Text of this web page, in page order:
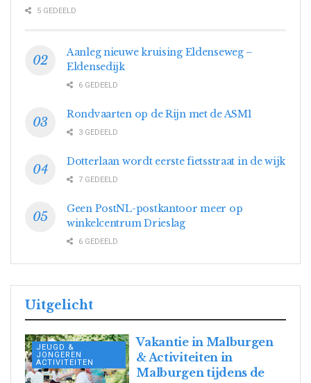
5 GEDEELD
Aanleg nieuwe kruising Eldenseweg –
Eldensedijk
6 GEDEELD
Rondvaarten op de Rijn met de ASM1
3 GEDEELD
Dotterlaan wordt eerste fietsstraat in de wijk
7 GEDEELD
Geen PostNL-postkantoor meer op
winkelcentrum Drieslag
6 GEDEELD
Uitgelicht
JEUGD &
JONGEREN
ACTIVITEITEN
Vakantie in Malburgen
& Activiteiten in
Malburgen tijdens de